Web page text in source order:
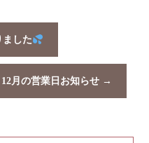
ました
12月の営業日お知らせ →